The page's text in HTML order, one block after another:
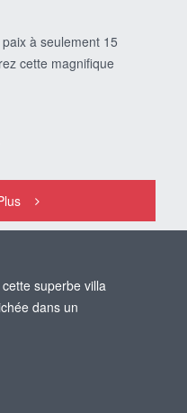
à seulement 15
cette magnifique
superbe villa
dans un